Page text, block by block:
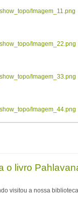
Imagem_11.png
Imagem_22.png
Imagem_33.png
Imagem_44.png
o livro
visitou a nossa